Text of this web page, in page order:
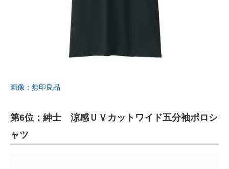
画像：無印良品
第6位：紳士 涼感ＵＶカットワイド五分袖ポロシ
ャツ